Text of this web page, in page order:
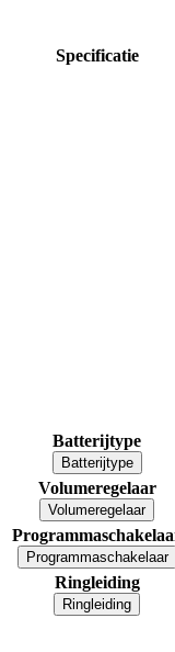
Specificatie
Batterijtype
Batterijtype
Volumeregelaar
Volumeregelaar
Programmaschakelaar
Ringleiding
Ringleiding